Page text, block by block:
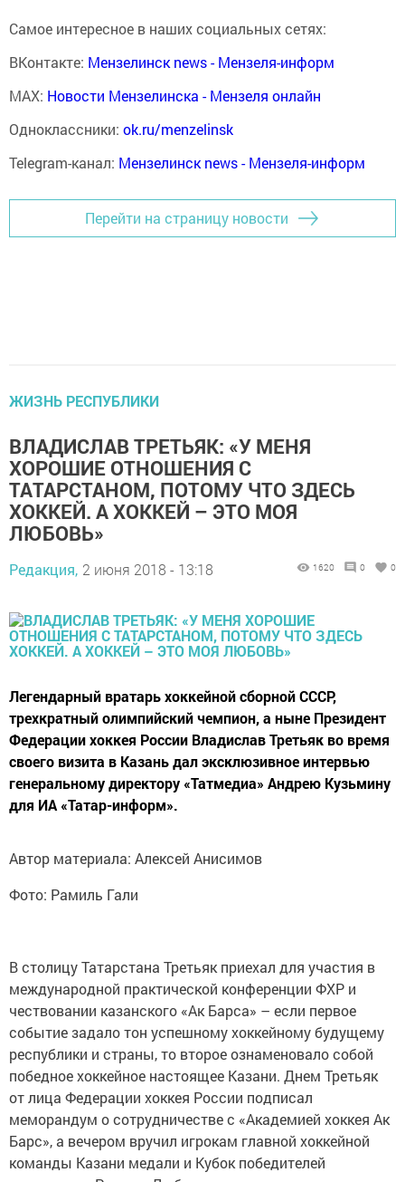
Самое интересное в наших социальных сетях:
ВКонтакте: Мензелинск news - Мензеля-информ
MAX: Новости Мензелинска - Мензеля онлайн
Одноклассники: ok.ru/menzelinsk
Telegram-канал: Мензелинск news - Мензеля-информ
Перейти на страницу новости
ЖИЗНЬ РЕСПУБЛИКИ
ВЛАДИСЛАВ ТРЕТЬЯК: «У МЕНЯ
ХОРОШИЕ ОТНОШЕНИЯ С
ТАТАРСТАНОМ, ПОТОМУ ЧТО ЗДЕСЬ
ХОККЕЙ. А ХОККЕЙ – ЭТО МОЯ
ЛЮБОВЬ»
Редакция, 2 июня 2018 - 13:18 1620 0 0
Легендарный вратарь хоккейной сборной СССР,
трехкратный олимпийский чемпион, а ныне Президент
Федерации хоккея России Владислав Третьяк во время
своего визита в Казань дал эксклюзивное интервью
генеральному директору «Татмедиа» Андрею Кузьмину
для ИА «Татар-информ».
Автор материала: Алексей Анисимов
Фото: Рамиль Гали
В столицу Татарстана Третьяк приехал для участия в
международной практической конференции ФХР и
чествовании казанского «Ак Барса» – если первое
событие задало тон успешному хоккейному будущему
республики и страны, то второе ознаменовало собой
победное хоккейное настоящее Казани. Днем Третьяк
от лица Федерации хоккея России подписал
меморандум о сотрудничестве с «Академией хоккея Ак
Барс», а вечером вручил игрокам главной хоккейной
команды Казани медали и Кубок победителей